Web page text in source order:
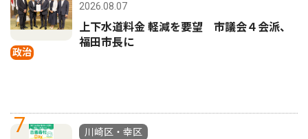
政治
2026.08.07
上下水道料金 軽減を要望 市議会４会派、
福田市長に
7
川崎区・幸区